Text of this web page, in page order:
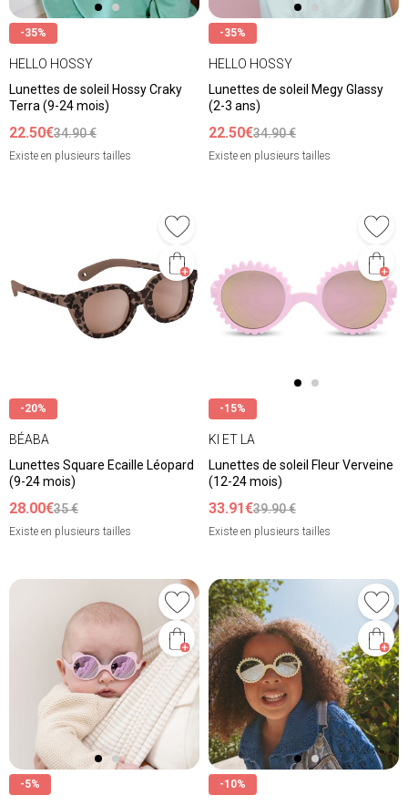
-35%
HELLO HOSSY
Lunettes de soleil Hossy Craky
Terra (9-24 mois)
22.50€34.90 €
Existe en plusieurs tailles
-35%
HELLO HOSSY
Lunettes de soleil Megy Glassy
(2-3 ans)
22.50€34.90 €
Existe en plusieurs tailles
-20%
BÉABA
Lunettes Square Ecaille Léopard
(9-24 mois)
28.00€35 €
Existe en plusieurs tailles
-15%
KI ET LA
Lunettes de soleil Fleur Verveine
(12-24 mois)
33.91€39.90 €
Existe en plusieurs tailles
-5% -10%